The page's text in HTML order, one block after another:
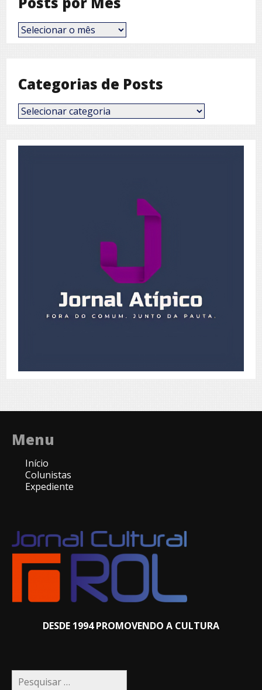
Posts
por
Categorias de Posts
Categorias
de
Menu
Início
Colunistas
Expediente
DESDE 1994 PROMOVENDO A CULTURA
Pesquisar
por: